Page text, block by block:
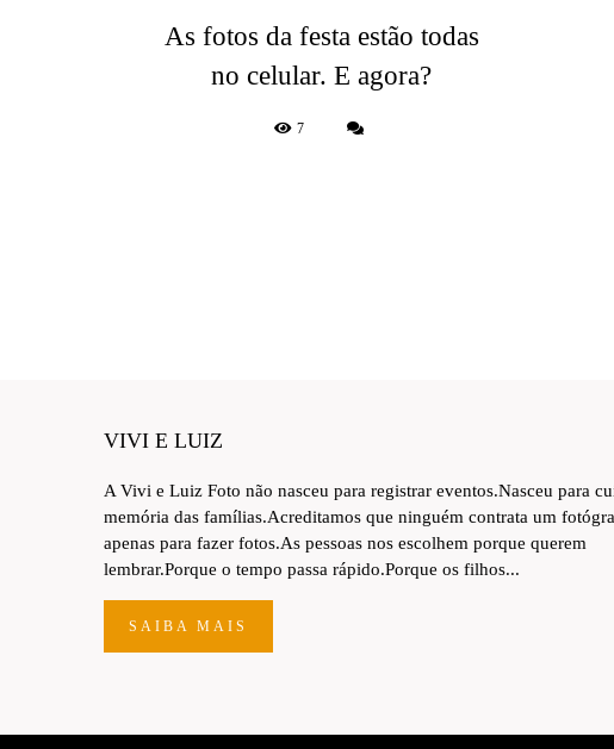
As fotos da festa estão todas
no celular. E agora?
7
VIVI E LUIZ
A Vivi e Luiz Foto não nasceu para registrar eventos.Nasceu para
memória das famílias.Acreditamos que ninguém contrata um
apenas para fazer fotos.As pessoas nos escolhem porque querem
lembrar.Porque o tempo passa rápido.Porque os filhos...
SAIBA MAIS